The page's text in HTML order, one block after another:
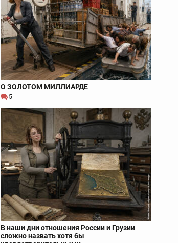
О ЗОЛОТОМ МИЛЛИАРДЕ
5
В наши дни отношения России и Грузии
сложно назвать хотя бы